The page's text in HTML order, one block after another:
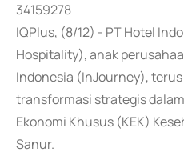
34159278
IQPlus, (8/12) - PT Hotel
Hospitality), anak
Indonesia (InJourney),
transformasi strategis
Ekonomi Khusus (KEK)
Sanur.